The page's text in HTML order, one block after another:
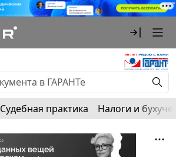
Судебная практика Налоги и